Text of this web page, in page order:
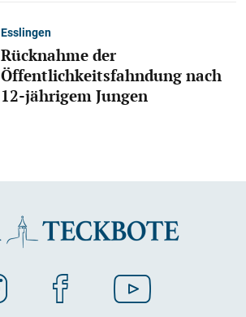
Esslingen
Rücknahme der
Öffentlichkeitsfahndung nach
12-jährigem Jungen